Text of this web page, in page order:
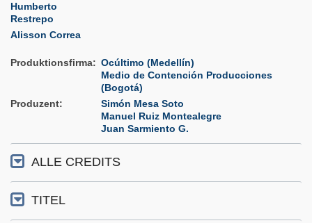
Humberto
Restrepo
Alisson Correa
Produktionsfirma
Ocúltimo (Medellín)
Medio de Contención Producciones
(Bogotá)
Produzent
Simón Mesa Soto
Manuel Ruiz Montealegre
Juan Sarmiento G.
ALLE CREDITS
TITEL